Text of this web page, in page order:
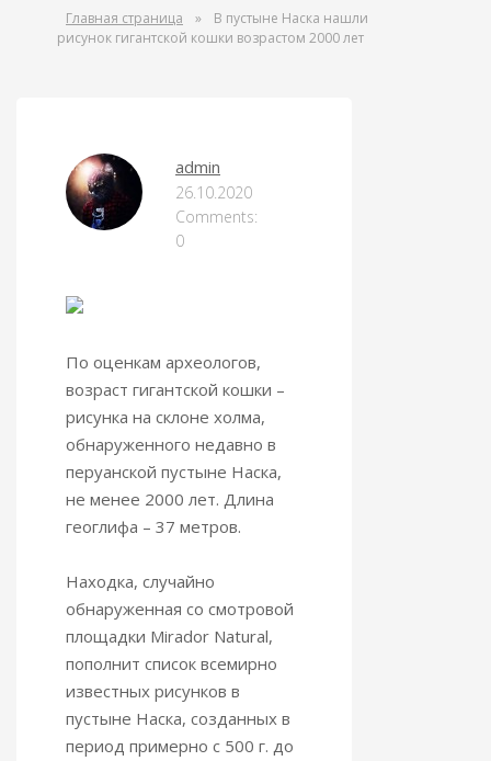
Главная страница »
В пустыне Наска нашли
рисунок гигантской кошки возрастом 2000 лет
ОРУЖИЕ МИРА
admin
26.10.2020
Comments:
0
По оценкам археологов,
возраст гигантской кошки –
рисунка на склоне холма,
обнаруженного недавно в
перуанской пустыне Наска,
не менее 2000 лет. Длина
геоглифа – 37 метров.
Находка, случайно
обнаруженная со смотровой
площадки Mirador Natural,
пополнит список всемирно
известных рисунков в
пустыне Наска, созданных в
период примерно с 500 г. до